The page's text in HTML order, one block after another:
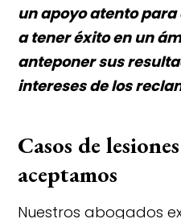
un apoyo atento
a tener éxito en un
anteponer sus
intereses de los
Casos de
aceptamos
Nuestros abogados